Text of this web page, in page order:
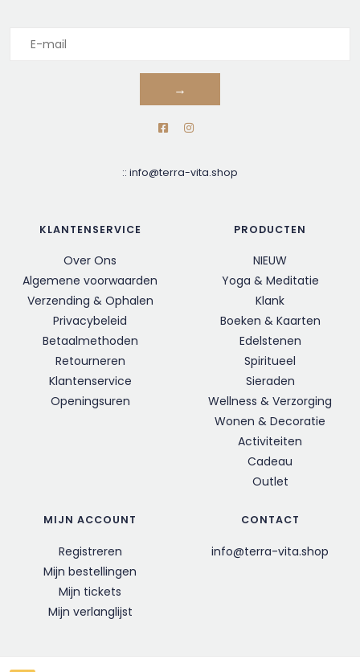
→
:: info@terra-vita.shop
KLANTENSERVICE
Over Ons
Algemene voorwaarden
Verzending & Ophalen
Privacybeleid
Betaalmethoden
Retourneren
Klantenservice
Openingsuren
PRODUCTEN
NIEUW
Yoga & Meditatie
Klank
Boeken & Kaarten
Edelstenen
Spiritueel
Sieraden
Wellness & Verzorging
Wonen & Decoratie
Activiteiten
Cadeau
Outlet
MIJN ACCOUNT
Registreren
Mijn bestellingen
Mijn tickets
Mijn verlanglijst
CONTACT
info@terra-vita.shop